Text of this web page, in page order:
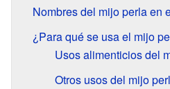
Nombres del mijo perla en
¿Para qué se usa el mijo
Usos alimenticios del
Otros usos del mijo